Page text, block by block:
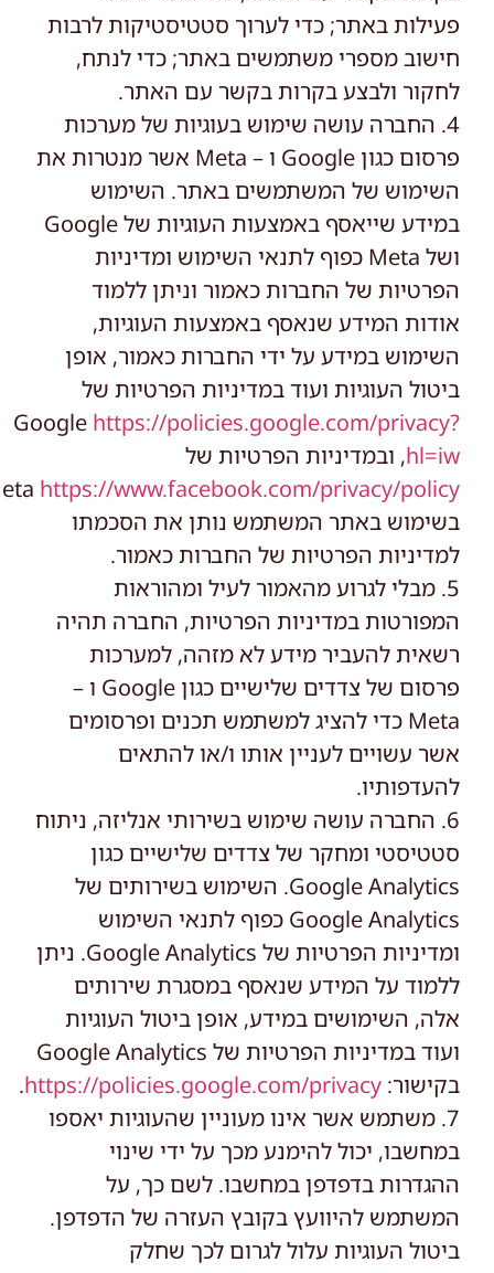
פעילות באתר; כדי לערוך סטטיסטיקות לרבות
חישוב מספרי משתמשים באתר; כדי לנתח,
לחקור ולבצע בקרות בקשר עם האתר.
4. החברה עושה שימוש בעוגיות של מערכות
פרסום כגון Google ו – Meta אשר מנטרות את
השימוש של המשתמשים באתר. השימוש
במידע שייאסף באמצעות העוגיות של Google
ושל Meta כפוף לתנאי השימוש ומדיניות
הפרטיות של החברות כאמור וניתן ללמוד
אודות המידע שנאסף באמצעות העוגיות,
השימוש במידע על ידי החברות כאמור, אופן
ביטול העוגיות ועוד במדיניות הפרטיות של
Google https://policies.google.com/privacy?
hl=iw, ובמדיניות הפרטיות של
https://www.facebook.com/privacy/policy
בשימוש באתר המשתמש נותן את הסכמתו
למדיניות הפרטיות של החברות כאמור.
5. מבלי לגרוע מהאמור לעיל ומהוראות
המפורטות במדיניות הפרטיות, החברה תהיה
רשאית להעביר מידע לא מזהה, למערכות
פרסום של צדדים שלישיים כגון Google ו –
Meta כדי להציג למשתמש תכנים ופרסומים
אשר עשויים לעניין אותו ו/או להתאים
להעדפותיו.
6. החברה עושה שימוש בשירותי אנליזה, ניתוח
סטטיסטי ומחקר של צדדים שלישיים כגון
Google Analytics. השימוש בשירותים של
Google Analytics כפוף לתנאי השימוש
ומדיניות הפרטיות של Google Analytics. ניתן
ללמוד על המידע שנאסף במסגרת שירותים
אלה, השימושים במידע, אופן ביטול העוגיות
ועוד במדיניות הפרטיות של Google Analytics
בקישור:https://policies.google.com/privacy
.
7. משתמש אשר אינו מעוניין שהעוגיות יאספו
במחשבו, יכול להימנע מכך על ידי שינוי
ההגדרות בדפדפן במחשבו. לשם כך, על
המשתמש להיוועץ בקובץ העזרה של הדפדפן.
ביטול העוגיות עלול לגרום לכך שחלק